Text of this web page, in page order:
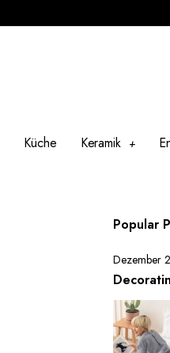
Küche Keramik
Popular
Dezember